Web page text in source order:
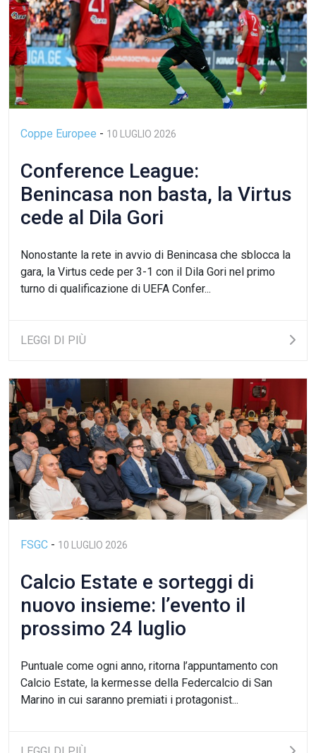
Coppe Europee - 10 LUGLIO 2026
Conference League:
Benincasa non basta, la Virtus
cede al Dila Gori
Nonostante la rete in avvio di Benincasa che sblocca la
gara, la Virtus cede per 3-1 con il Dila Gori nel primo
turno di qualificazione di UEFA Confer...
LEGGI DI PIÙ
FSGC - 10 LUGLIO 2026
Calcio Estate e sorteggi di
nuovo insieme: l’evento il
prossimo 24 luglio
Puntuale come ogni anno, ritorna l’appuntamento con
Calcio Estate, la kermesse della Federcalcio di San
Marino in cui saranno premiati i protagonist...